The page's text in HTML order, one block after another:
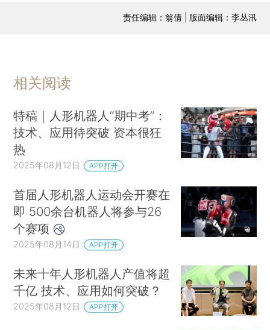
责任编辑：翁倩 | 版面编辑：李丛汛
相关阅读
特稿｜人形机器人“期中考”：
技术、应用待突破 资本很狂
热
2025年08月12日 APP打开
首届人形机器人运动会开赛在
即 500余台机器人将参与26
个赛项
2025年08月14日 APP打开
未来十年人形机器人产值将超
千亿 技术、应用如何突破？
2025年08月12日 APP打开